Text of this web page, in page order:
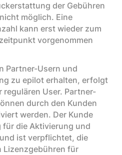
der Gebühren
möglich. Eine
kann erst wieder zum
vorgenommen
Partner-Usern und
zu epilot erhalten, erfolgt
regulären User. Partner-
durch den Kunden
werden. Der Kunde
die Aktivierung und
ist verpflichtet, die
Lizenzgebühren für